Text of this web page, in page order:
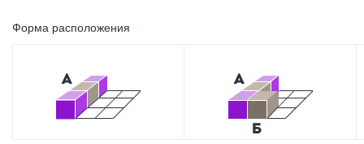
Форма расположения